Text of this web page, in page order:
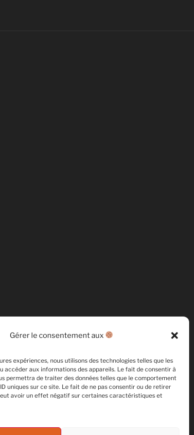
Gérer le consentement aux
expériences, nous utilisons des technologies telles que les
accéder aux informations des appareils. Le fait de consentir à
permettra de traiter des données telles que le comportement
uniques sur ce site. Le fait de ne pas consentir ou de retirer
avoir un effet négatif sur certaines caractéristiques et